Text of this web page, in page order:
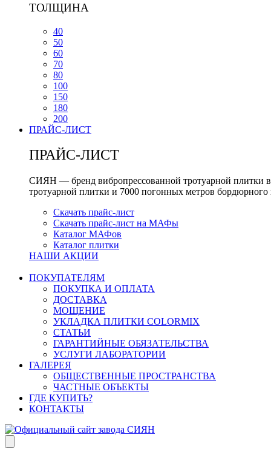
ТОЛЩИНА
40
50
60
70
80
100
150
180
200
ПРАЙС-ЛИСТ
ПРАЙС-ЛИСТ
СИЯН — бренд вибропрессованной тротуарной плитки
тротуарной плитки и 7000 погонных метров бордюрного
Скачать прайс-лист
Скачать прайс-лист на МАФы
Каталог МАФов
Каталог плитки
НАШИ АКЦИИ
ПОКУПАТЕЛЯМ
ПОКУПКА И ОПЛАТА
ДОСТАВКА
МОЩЕНИЕ
УКЛАДКА ПЛИТКИ COLORMIX
СТАТЬИ
ГАРАНТИЙНЫЕ ОБЯЗАТЕЛЬСТВА
УСЛУГИ ЛАБОРАТОРИИ
ГАЛЕРЕЯ
ОБЩЕСТВЕННЫЕ ПРОСТРАНСТВА
ЧАСТНЫЕ ОБЪЕКТЫ
ГДЕ КУПИТЬ?
КОНТАКТЫ